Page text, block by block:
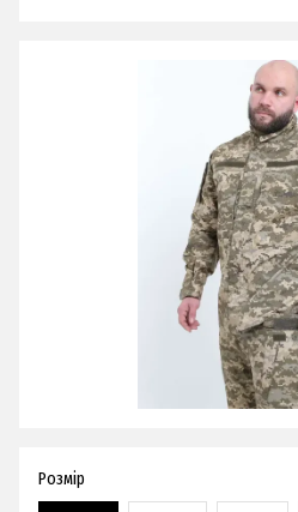
Розмір